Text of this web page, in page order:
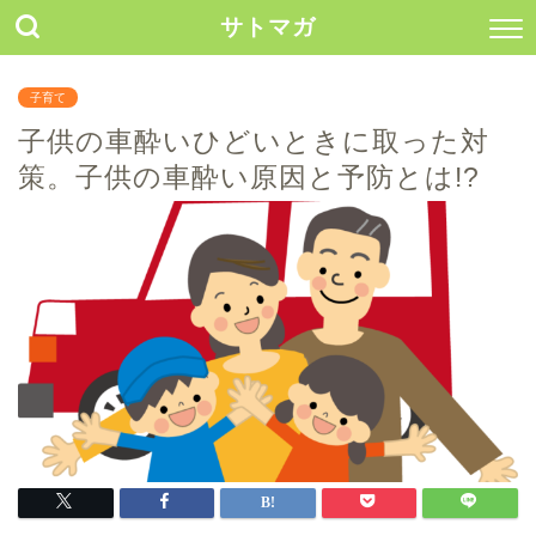
サトマガ
子育て
子供の車酔いひどいときに取った対
策。子供の車酔い原因と予防とは!?